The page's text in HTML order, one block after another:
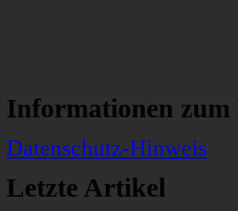
Informationen zum
Datenschutz-Hinweis
Letzte Artikel